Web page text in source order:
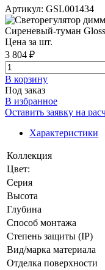
Артикул: GSL001434
Цена за шт.
3 804 ₽
В корзинy
Под заказ
В избранное
Оставить заявку на
Характеристики
Коллекция
Цвет:
Серия
Высота
Глубина
Способ монтажа
Степень защиты (IP)
Вид/марка материала
Отделка поверхности